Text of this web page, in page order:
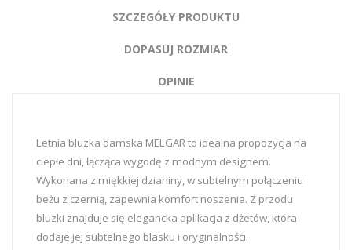
SZCZEGÓŁY PRODUKTU
DOPASUJ ROZMIAR
OPINIE
Letnia bluzka damska MELGAR to idealna propozycja na
ciepłe dni, łącząca wygodę z modnym designem.
Wykonana z miękkiej dzianiny, w subtelnym połączeniu
beżu z czernią, zapewnia komfort noszenia. Z przodu
bluzki znajduje się elegancka aplikacja z dżetów, która
dodaje jej subtelnego blasku i oryginalności.